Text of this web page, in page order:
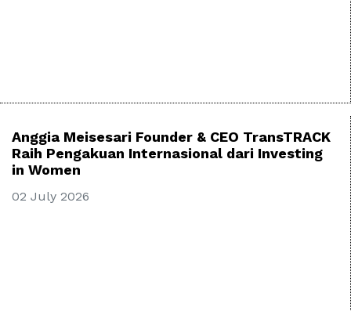
Anggia Meisesari Founder & CEO TransTRACK
Raih Pengakuan Internasional dari Investing
in Women
02 July 2026